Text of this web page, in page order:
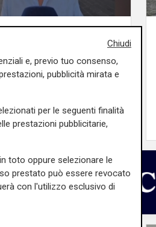
"Non
nessuno, ma
zero verso chi
07/08/2026
Chiudi
e, previo tuo consenso,
pubblicità mirata e
per le seguenti finalità
prestazioni pubblicitarie,
toto oppure selezionare le
prestato può essere revocato
con l'utilizzo esclusivo di